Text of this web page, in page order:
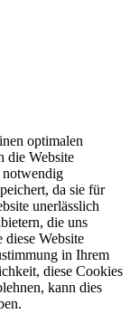
optimalen
die Website
notwendig
da sie für
unerlässlich
die uns
diese Website
in Ihrem
diese Cookies
kann dies